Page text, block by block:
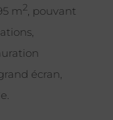
m2 , pouvant
écran,